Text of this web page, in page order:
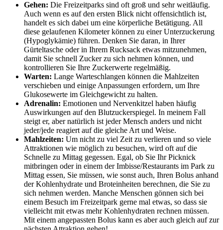
Gehen: Die Freizeitparks sind oft groß und sehr weitläufig.
Auch wenn es auf den ersten Blick nicht offensichtlich ist,
handelt es sich dabei um eine körperliche Betätigung. All
diese gelaufenen Kilometer können zu einer Unterzuckerung
(Hypoglykämie) führen. Denken Sie daran, in Ihrer
Gürteltasche oder in Ihrem Rucksack etwas mitzunehmen,
damit Sie schnell Zucker zu sich nehmen können, und
kontrollieren Sie Ihre Zuckerwerte regelmäßig.
Warten: Lange Warteschlangen können die Mahlzeiten
verschieben und einige Anpassungen erfordern, um Ihre
Glukosewerte im Gleichgewicht zu halten.
Adrenalin: Emotionen und Nervenkitzel haben häufig
Auswirkungen auf den Blutzuckerspiegel. In meinem Fall
steigt er, aber natürlich ist jeder Mensch anders und nicht
jeder/jede reagiert auf die gleiche Art und Weise.
Mahlzeiten: Um nicht zu viel Zeit zu verlieren und so viele
Attraktionen wie möglich zu besuchen, wird oft auf die
Schnelle zu Mittag gegessen. Egal, ob Sie Ihr Picknick
mitbringen oder in einem der Imbisse/Restaurants im Park zu
Mittag essen, Sie müssen, wie sonst auch, Ihren Bolus anhand
der Kohlenhydrate und Broteinheiten berechnen, die Sie zu
sich nehmen werden. Manche Menschen gönnen sich bei
einem Besuch im Freizeitpark gerne mal etwas, so dass sie
vielleicht mit etwas mehr Kohlenhydraten rechnen müssen.
Mit einem angepassten Bolus kann es aber auch gleich auf zur